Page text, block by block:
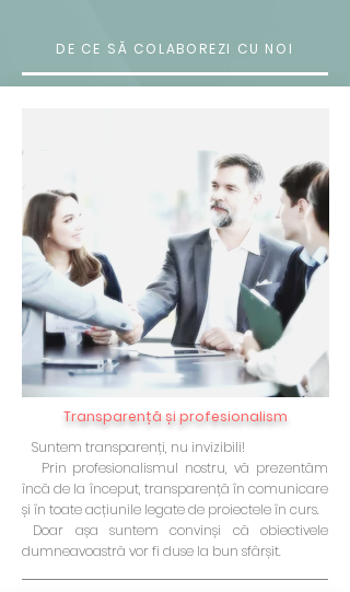
DE CE SĂ COLABOREZI CU NOI
Transparență și profesionalism
Suntem transparenți, nu invizibili!
Prin profesionalismul nostru, vă prezentăm
încă de la început, transparență în comunicare
și în toate acțiunile legate de proiectele în curs.
Doar așa suntem convinși că obiectivele
dumneavoastră vor fi duse la bun sfârșit.